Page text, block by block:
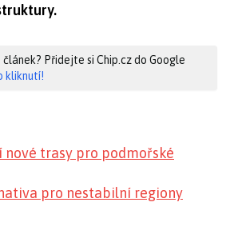
článek? Přidejte si Chip.cz do Google
kliknutí!
nové trasy pro podmořské
pro nestabilní regiony